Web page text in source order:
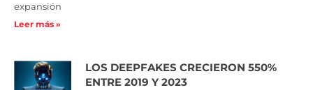
expansión
Leer más »
LOS DEEPFAKES CRECIERON 550%
ENTRE 2019 Y 2023